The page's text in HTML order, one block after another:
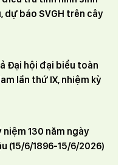
dự báo SVGH trên cây
Đại hội đại biểu toàn
lần thứ IX, nhiệm kỳ
130 năm ngày
(15/6/1896-15/6/2026)